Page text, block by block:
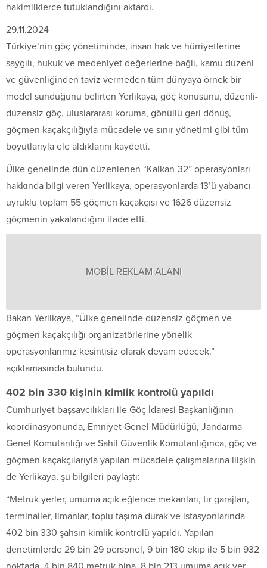
hakimliklerce tutuklandığını aktardı.
29.11.2024
Türkiye’nin göç yönetiminde, insan hak ve hürriyetlerine
saygılı, hukuk ve medeniyet değerlerine bağlı, kamu düzeni
ve güvenliğinden taviz vermeden tüm dünyaya örnek bir
model sunduğunu belirten Yerlikaya, göç konusunu, düzenli-
düzensiz göç, uluslararası koruma, gönüllü geri dönüş,
göçmen kaçakçılığıyla mücadele ve sınır yönetimi gibi tüm
boyutlarıyla ele aldıklarını kaydetti.
Ülke genelinde dün düzenlenen “Kalkan-32” operasyonları
hakkında bilgi veren Yerlikaya, operasyonlarda 13’ü yabancı
uyruklu toplam 55 göçmen kaçakçısı ve 1626 düzensiz
göçmenin yakalandığını ifade etti.
MOBİL REKLAM ALANI
Bakan Yerlikaya, “Ülke genelinde düzensiz göçmen ve
göçmen kaçakçılığı organizatörlerine yönelik
operasyonlarımız kesintisiz olarak devam edecek.”
açıklamasında bulundu.
402 bin 330 kişinin kimlik kontrolü yapıldı
Cumhuriyet başsavcılıkları ile Göç İdaresi Başkanlığının
koordinasyonunda, Emniyet Genel Müdürlüğü, Jandarma
Genel Komutanlığı ve Sahil Güvenlik Komutanlığınca, göç ve
göçmen kaçakçılarıyla yapılan mücadele çalışmalarına ilişkin
de Yerlikaya, şu bilgileri paylaştı:
“Metruk yerler, umuma açık eğlence mekanları, tır garajları,
terminaller, limanlar, toplu taşıma durak ve istasyonlarında
402 bin 330 şahsın kimlik kontrolü yapıldı. Yapılan
denetimlerde 29 bin 29 personel, 9 bin 180 ekip ile 5 bin 932